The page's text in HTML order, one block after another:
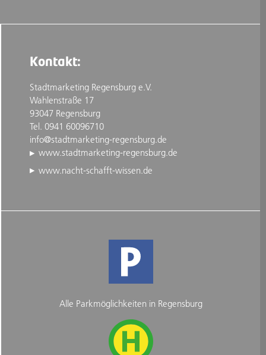
Kontakt:
Stadtmarketing Regensburg e.V.
Wahlenstraße 17
93047 Regensburg
Tel. 0941 60096710
info@stadtmarketing-regensburg.de
www.stadtmarketing-regensburg.de
www.nacht-schafft-wissen.de
Alle Parkmöglichkeiten in Regensburg